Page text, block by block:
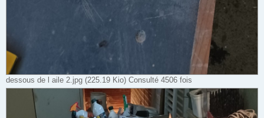
dessous de l aile 2.jpg (225.19 Kio) Consulté 4506 fois